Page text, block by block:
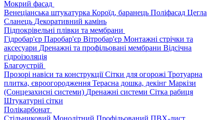
Мокрий фасад
Венеціанська штукатурка Короїд, баранець Поліфасад Цегла
Сланець Декоративний камінь
Підпокрівельні плівки та мембрани
Гідробар'єр Паробар'єр Вітробар'єр Монтажні стрічки та
аксесуари Дренажні та профільовані мембрани Відсічна
гідроізоляція
Благоустрій
Прозорі навіси та конструкціїСітки для огорожі Тротуарна
плитка, євроогородження Терасна дошка, декінг Маркізи
(Сонцезахисні системи) Дренажні системи Сітка рабиця
Штукатурні сітки
Полікарбонат
Стільниковий Монолітний Профільований ПВХ-лист